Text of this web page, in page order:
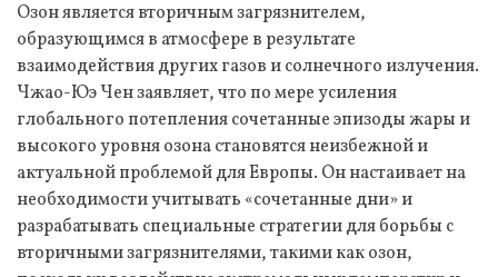
Озон является вторичным загрязнителем,
образующимся в атмосфере в результате
взаимодействия других газов и солнечного излучения.
Чжао-Юэ Чен заявляет, что по мере усиления
глобального потепления сочетанные эпизоды жары и
высокого уровня озона становятся неизбежной и
актуальной проблемой для Европы. Он настаивает на
необходимости учитывать «сочетанные дни» и
разрабатывать специальные стратегии для борьбы с
вторичными загрязнителями, такими как озон,